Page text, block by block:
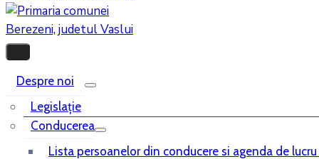
Despre noi
Legislaţie
Conducerea
Lista persoanelor din conducere si agenda de